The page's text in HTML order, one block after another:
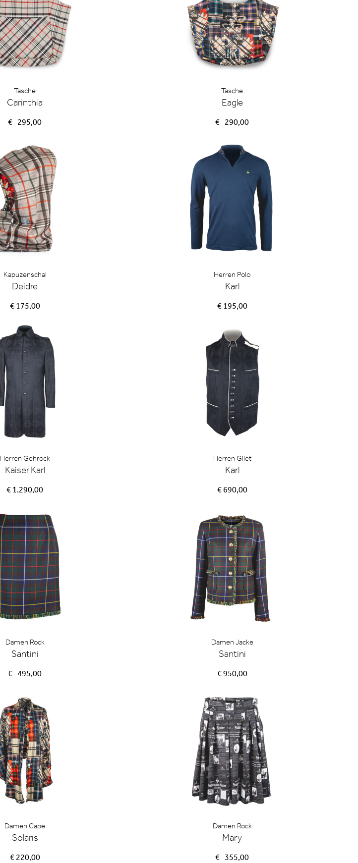
Tasche
Carinthia
€ 295,00
Tasche
Eagle
€ 290,00
Kapuzenschal
Deidre
€ 175,00
Herren Polo
Karl
€ 195,00
Herren Gehrock
Kaiser Karl
€ 1.290,00
Herren Gilet
Karl
€ 690,00
Damen Rock
Santini
€ 495,00
Damen Jacke
Santini
€ 950,00
Damen Cape
Solaris
€ 220,00
Damen Rock
Mary
€ 355,00